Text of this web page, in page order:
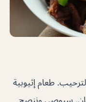
طعام إثيوبية
سيوصي وننصح